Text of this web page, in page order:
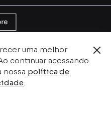
uma melhor
continuar acessando
nossa política de
.
e pela